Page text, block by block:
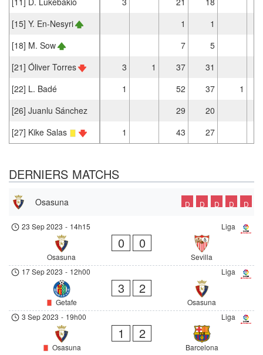
[15] Y. En-Nesyri
1
1
[18] M. Sow
7
5
[21] Óliver Torres
3 1 37
31
[22] L. Badé
1 52 37
1
[26] Juanlu Sánchez
29
20
[27] Kike Salas
1 43 27
DERNIERS MATCHS
Osasuna D D D D D
Liga
23 Sep 2023 - 14h15
Osasuna
0 0
Sevilla
Liga
17 Sep 2023 - 12h00
Getafe
3 2
Osasuna
Liga
3 Sep 2023 - 19h00
Osasuna
1 2
Barcelona